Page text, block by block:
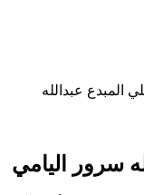
المبدع عبدالله
سرور اليامي